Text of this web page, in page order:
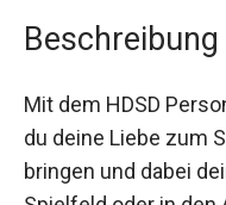
Beschreibung
kannst du deine
Level bringen und
das Spielfeld oder in